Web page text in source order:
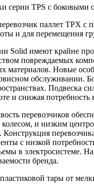
серии TPS с боковыми
паллет TPX с
и для перемещения
Solid имеют крайне
повреждаемых
материалов. Новые
обслуживании.
Подвеска
и снижая
перевозчиков
и низким
Конструкция
с низкой
в электросистеме.
бренда.
тары от